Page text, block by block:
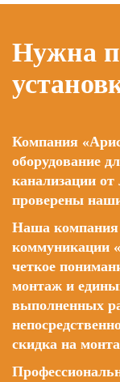
Нужна
Компания
оборудование
канализации
проверены
Наша компания
коммуникации
четкое
монтаж и
выполненных
скидка на